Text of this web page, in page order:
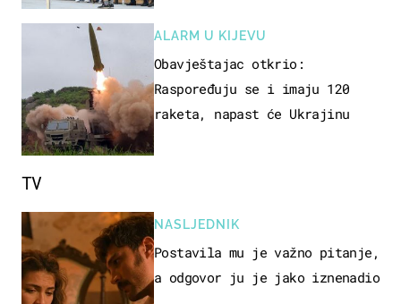
ALARM U KIJEVU
Obavještajac otkrio:
Raspoređuju se i imaju 120
raketa, napast će Ukrajinu
TV
NASLJEDNIK
Postavila mu je važno pitanje,
a odgovor ju je jako iznenadio